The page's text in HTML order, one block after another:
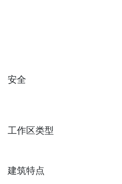
安全
工作区类型
建筑特点